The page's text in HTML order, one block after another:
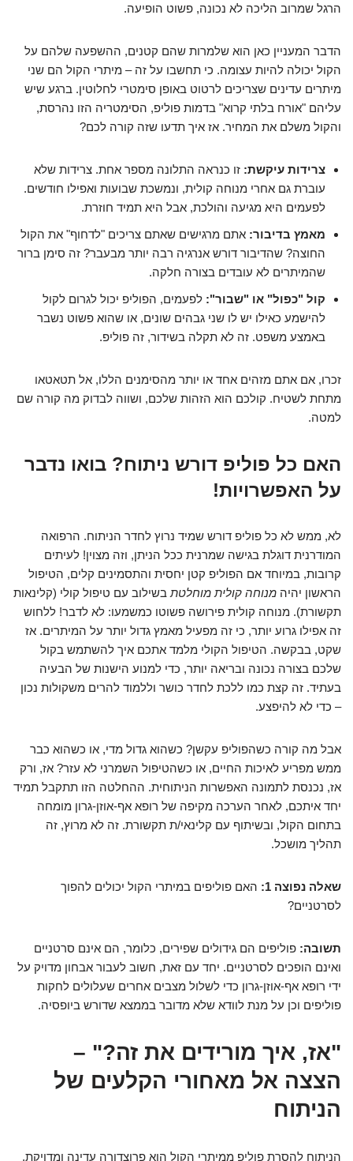
הרגל שמרוב הליכה לא נכונה, פשוט הופיעה.
הדבר המעניין כאן הוא שלמרות שהם קטנים, ההשפעה שלהם על
הקול יכולה להיות עצומה. כי תחשבו על זה – מיתרי הקול הם שני
מיתרים עדינים שצריכים לרטוט באופן סימטרי לחלוטין. ברגע שיש
עליהם "אורח בלתי קרוא" בדמות פוליפ, הסימטריה הזו נהרסת,
והקול משלם את המחיר. אז איך תדעו שזה קורה לכם?
צרידות עיקשת: זו כנראה התלונה מספר אחת. צרידות שלא
עוברת גם אחרי מנוחה קולית, ונמשכת שבועות ואפילו חודשים.
לפעמים היא מגיעה והולכת, אבל היא תמיד חוזרת.
מאמץ בדיבור: אתם מרגישים שאתם צריכים "לדחוף" את הקול
החוצה? שהדיבור דורש אנרגיה רבה יותר מבעבר? זה סימן ברור
שהמיתרים לא עובדים בצורה חלקה.
קול "כפול" או "שבור": לפעמים, הפוליפ יכול לגרום לקול
להישמע כאילו יש לו שני גבהים שונים, או שהוא פשוט נשבר
באמצע משפט. זה לא תקלה בשידור, זה פוליפ.
זכרו, אם אתם מזהים אחד או יותר מהסימנים הללו, אל תטאטאו
מתחת לשטיח. קולכם הוא הזהות שלכם, ושווה לבדוק מה קורה שם
למטה.
האם כל פוליפ דורש ניתוח? בואו נדבר
על האפשרויות!
לא, ממש לא כל פוליפ דורש שמיד נרוץ לחדר הניתוח. הרפואה
המודרנית דוגלת בגישה שמרנית ככל הניתן, וזה מצוין! לעיתים
קרובות, במיוחד אם הפוליפ קטן יחסית והתסמינים קלים, הטיפול
הראשון יהיה מנוחה קולית מוחלטת בשילוב עם טיפול קולי (קלינאות
תקשורת). מנוחה קולית פירושה פשוטו כמשמעו: לא לדבר! ללחוש
זה אפילו גרוע יותר, כי זה מפעיל מאמץ גדול יותר על המיתרים. אז
שקט, בבקשה. הטיפול הקולי מלמד אתכם איך להשתמש בקול
שלכם בצורה נכונה ובריאה יותר, כדי למנוע הישנות של הבעיה
בעתיד. זה קצת כמו ללכת לחדר כושר וללמוד להרים משקולות נכון
– כדי לא להיפצע.
אבל מה קורה כשהפוליפ עקשן? כשהוא גדול מדי, או כשהוא כבר
ממש מפריע לאיכות החיים, או כשהטיפול השמרני לא עזר? אז, ורק
אז, נכנסת לתמונה האפשרות הניתוחית. ההחלטה הזו תתקבל תמיד
יחד איתכם, לאחר הערכה מקיפה של רופא אף-אוזן-גרון מומחה
בתחום הקול, ובשיתוף עם קלינאי/ת תקשורת. זה לא מרוץ, זה
תהליך מושכל.
שאלה נפוצה 1:
האם פוליפים במיתרי הקול יכולים להפוך
לסרטניים?
תשובה: פוליפים הם גידולים שפירים, כלומר, הם אינם סרטניים
ואינם הופכים לסרטניים. יחד עם זאת, חשוב לעבור אבחון מדויק על
ידי רופא אף-אוזן-גרון כדי לשלול מצבים אחרים שעלולים לחקות
פוליפים וכן על מנת לוודא שלא מדובר בממצא שדורש ביופסיה.
"אז, איך מורידים את זה?" –
הצצה אל מאחורי הקלעים של
הניתוח
הניתוח להסרת פוליפ ממיתרי הקול הוא פרוצדורה עדינה ומדויקת,